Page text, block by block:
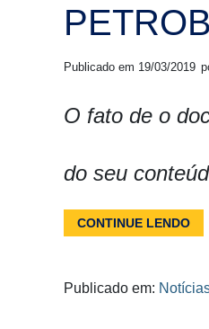
Publicado em 19/03/2019
O fato de o
do seu
CONTINUE LENDO
Publicado em: